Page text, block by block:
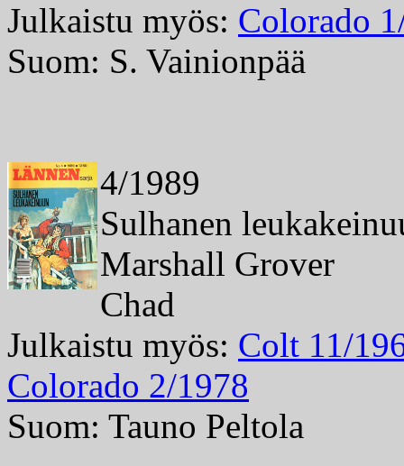
Julkaistu myös: Colorado
Suom: S. Vainionpää
4/1989
Sulhanen
Marshall Grover
Chad
Julkaistu myös: Colt 11/
Colorado 2/1978
Suom: Tauno Peltola